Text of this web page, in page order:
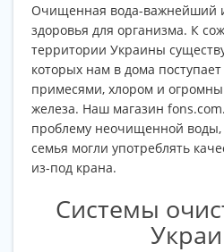
Очищенная вода-важнейший
здоровья для организма. К
территории Украины
которых нам в дома
примесями, хлором и
железа. Наш магазин
проблему неочищенной
семья могли употреблять
из-под крана.
Системы